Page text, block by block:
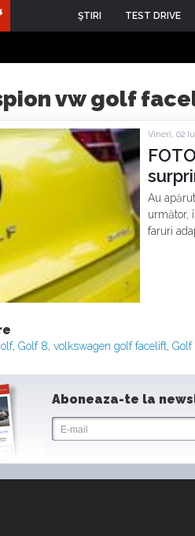
ŞTIRI TEST DRIVE
vw golf
Vineri, 02
Au
următor,
faruri
, Golf 8, volkswagen golf facelift, Golf
Aboneaza-te la